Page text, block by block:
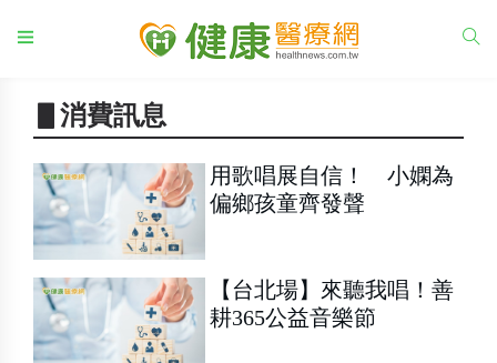
▋消費訊息
用歌唱展自信！ 小嫻為
偏鄉孩童齊發聲
【台北場】來聽我唱！善
耕365公益音樂節